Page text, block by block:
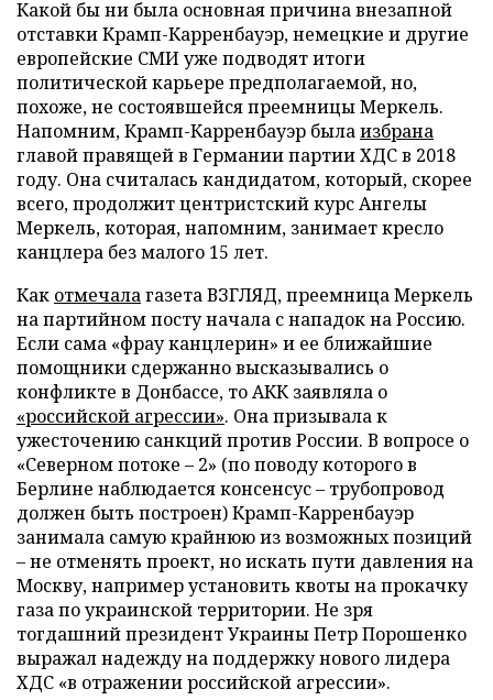
Какой бы ни была основная причина внезапной
отставки Крамп-Карренбауэр, немецкие и другие
европейские СМИ уже подводят итоги
политической карьере предполагаемой, но,
похоже, не состоявшейся преемницы Меркель.
Напомним, Крамп-Карренбауэр былаизбрана
главой правящей в Германии партии ХДС в 2018
году. Она считалась кандидатом, который, скорее
всего, продолжит центристский курс Ангелы
Меркель, которая, напомним, занимает кресло
канцлера без малого 15 лет.
Как отмечалагазета ВЗГЛЯД, преемница Меркель
на партийном посту начала с нападок на Россию.
Если сама «фрау канцлерин» и ее ближайшие
помощники сдержанно высказывались о
конфликте в Донбассе, то АКК заявляла о
«российской агрессии». Она призывала к
ужесточению санкций против России. В вопросе о
«Северном потоке – 2» (по поводу которого в
Берлине наблюдается консенсус – трубопровод
должен быть построен) Крамп-Карренбауэр
занимала самую крайнюю из возможных позиций
– не отменять проект, но искать пути давления на
Москву, например установить квоты на прокачку
газа по украинской территории. Не зря
тогдашний президент Украины Петр Порошенко
выражал надежду на поддержку нового лидера
ХДС «в отражении российской агрессии».